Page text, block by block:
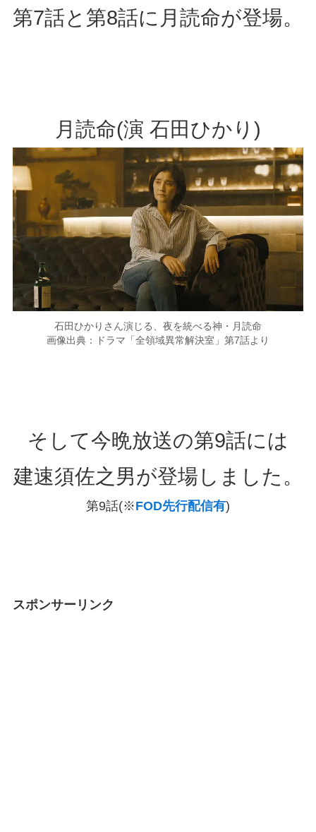
第7話と第8話に月読命が登場。
月読命(演 石田ひかり)
石田ひかりさん演じる、夜を統べる神・月読命
画像出典：ドラマ「全領域異常解決室」第7話より
そして今晩放送の第9話には
建速須佐之男が登場しました。
第9話(※FOD先行配信有)
スポンサーリンク